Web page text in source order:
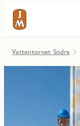
Vattentornet Södra